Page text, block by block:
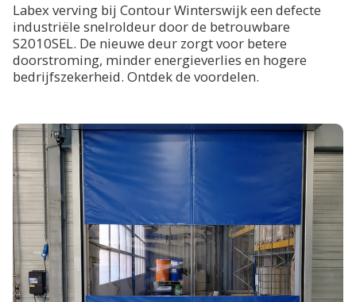
Labex verving bij Contour Winterswijk een defecte
industriële snelroldeur door de betrouwbare
S2010SEL. De nieuwe deur zorgt voor betere
doorstroming, minder energieverlies en hogere
bedrijfszekerheid. Ontdek de voordelen.